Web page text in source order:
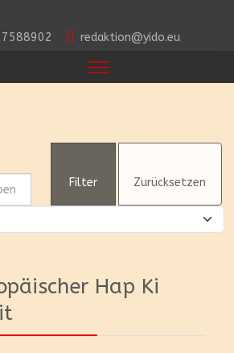
redaktion@yido.eu
Filter Zurücksetzen
Hap Ki